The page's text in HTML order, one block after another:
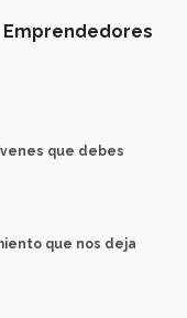
Emprendedores
que debes
que nos deja